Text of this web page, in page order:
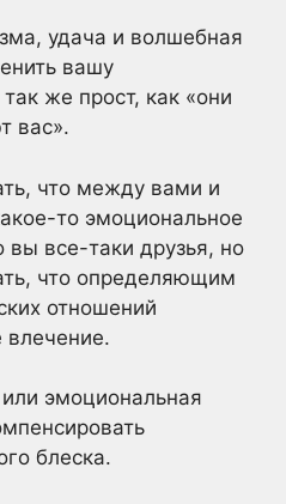
удача и волшебная
вашу
же прост, как «они
вас».
что между вами и
то эмоциональное
вы все-таки друзья, но
что определяющим
отношений
влечение.
эмоциональная
блеска.